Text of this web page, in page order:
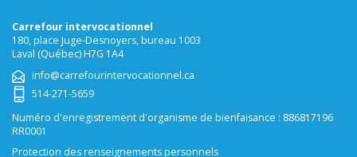
Carrefour intervocationnel
180, place Juge-Desnoyers, bureau 1003
Laval (Québec) H7G 1A4
info@carrefourintervocationnel.ca
514-271-5659
Numéro d'enregistrement d'organisme de bienfaisance : 886817196
RR0001
Protection des renseignements personnels